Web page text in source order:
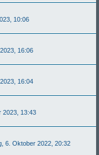
10:06
16:06
16:04
2023, 13:43
6. Oktober 2022, 20:32